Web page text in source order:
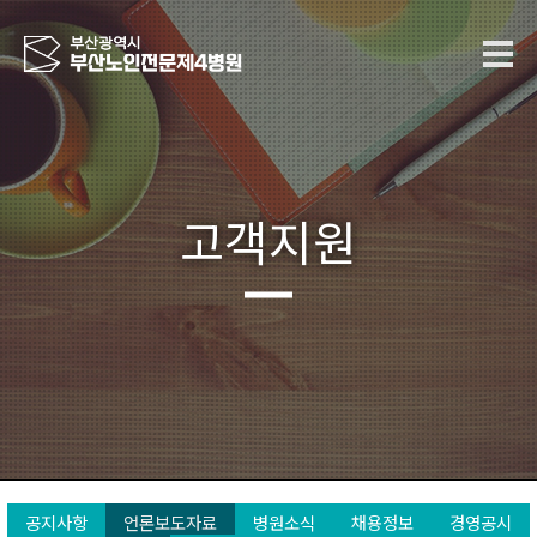
고객지원
공지사항 언론보도자료 병원소식 채용정보 경영공시